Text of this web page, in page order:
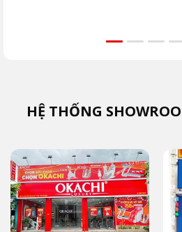
HỆ THỐNG